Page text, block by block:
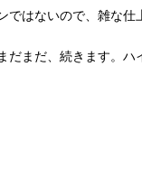
ではないので、雑な
だまだ、続きます。ハ